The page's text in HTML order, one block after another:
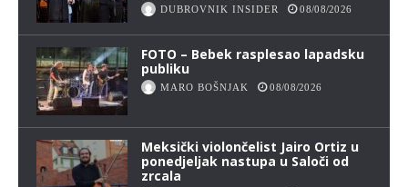
DUBROVNIK INSIDER 08/08/2026
FOTO – Bebek rasplesao lapadsku
publiku
MARO BOŠNJAK 08/08/2026
Meksički violončelist Jairo Ortiz u
ponedjeljak nastupa u Saloči od
zrcala